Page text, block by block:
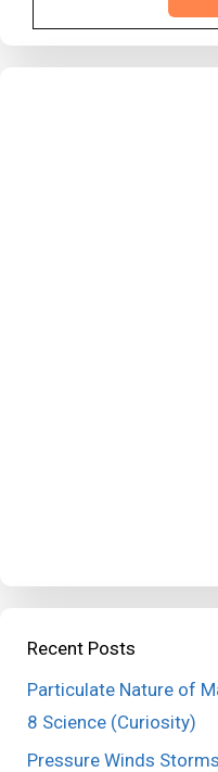
Recent Posts
Particulate Nature of
8 Science (Curiosity)
Pressure Winds